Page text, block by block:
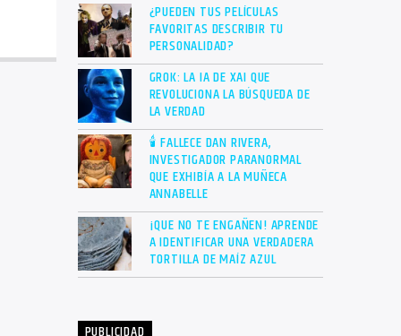
¿PUEDEN TUS PELÍCULAS
FAVORITAS DESCRIBIR TU
PERSONALIDAD?
GROK: LA IA DE XAI QUE
REVOLUCIONA LA BÚSQUEDA DE
LA VERDAD
🕯 FALLECE DAN RIVERA,
INVESTIGADOR PARANORMAL
QUE EXHIBÍA A LA MUÑECA
ANNABELLE
¡QUE NO TE ENGAÑEN! APRENDE
A IDENTIFICAR UNA VERDADERA
TORTILLA DE MAÍZ AZUL